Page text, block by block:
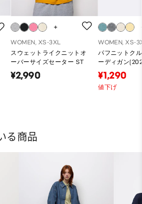
WOMEN, XS-3XL
スウェットライクニットオ
ーバーサイズセーター ST
¥2,990
WOMEN, XS-
パフニットク
ーディガン
品)
¥1,290
値下げ
る商品